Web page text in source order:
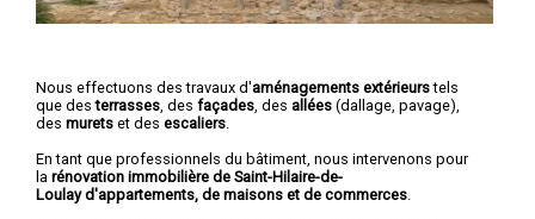
Nous effectuons des travaux d'aménagements extérieurstels
que desterrasses , des façades , des allées (dallage, pavage),
des murets et des escaliers
En tant que professionnels du bâtiment, nous intervenons pour
la rénovation immobilière de Saint-Hilaire-de-
Loulay d'appartements, de maisons et de commerces